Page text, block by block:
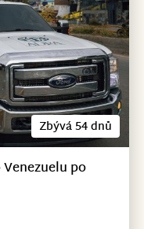
Zbývá 54 dnů
po